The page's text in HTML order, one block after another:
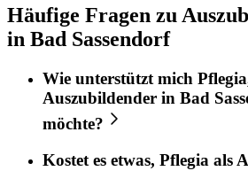
Häufige Fragen zu
in Bad Sassendorf
Wie unterstützt mich Pflegia
Auszubildender in Bad
möchte?
Kostet es etwas, Pflegia als